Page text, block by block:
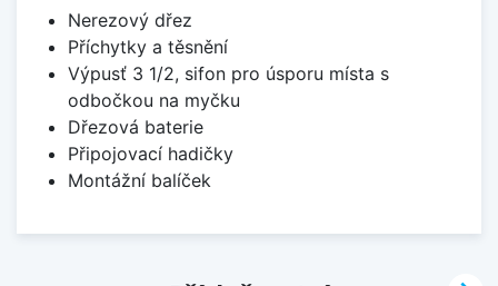
Nerezový dřez
Příchytky a těsnění
Výpusť 3 1/2, sifon pro úsporu místa s
odbočkou na myčku
Dřezová baterie
Připojovací hadičky
Montážní balíček